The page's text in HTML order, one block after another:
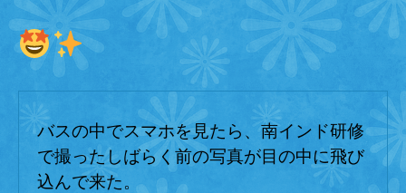
ド
の
へ
の
バスの中でスマホを見たら、南インド研修
で撮ったしばらく前の写真が目の中に飛び
込んで来た。